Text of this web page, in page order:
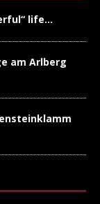
life…
am Arlberg